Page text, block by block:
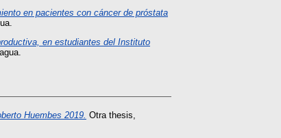
en pacientes con cáncer de próstata
en estudiantes del Instituto
Huembes 2019. Otra thesis,